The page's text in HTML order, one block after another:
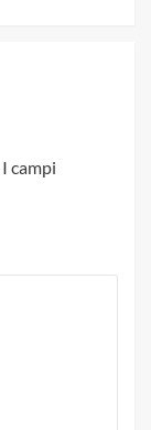
I campi